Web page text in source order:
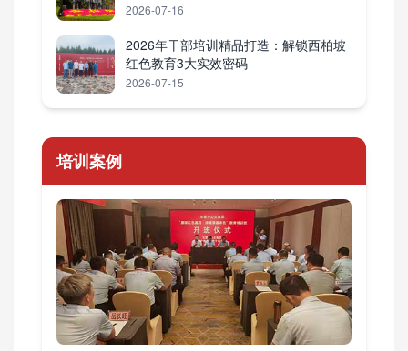
2026-07-16
2026年干部培训精品打造：解锁西柏坡
红色教育3大实效密码
2026-07-15
培训案例